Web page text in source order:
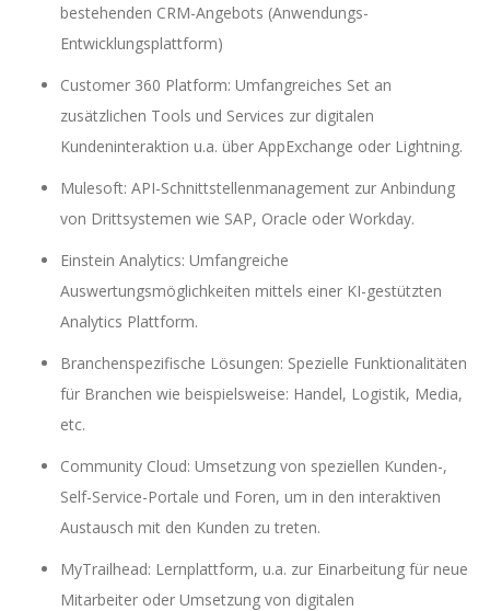
bestehenden CRM-Angebots (Anwendungs-
Entwicklungsplattform)
Customer 360 Platform: Umfangreiches Set an
zusätzlichen Tools und Services zur digitalen
Kundeninteraktion u.a. über AppExchange oder Lightning.
Mulesoft: API-Schnittstellenmanagement zur Anbindung
von Drittsystemen wie SAP, Oracle oder Workday.
Einstein Analytics: Umfangreiche
Auswertungsmöglichkeiten mittels einer KI-gestützten
Analytics Plattform.
Branchenspezifische Lösungen: Spezielle Funktionalitäten
für Branchen wie beispielsweise: Handel, Logistik, Media,
etc.
Community Cloud: Umsetzung von speziellen Kunden-,
Self-Service-Portale und Foren, um in den interaktiven
Austausch mit den Kunden zu treten.
MyTrailhead: Lernplattform, u.a. zur Einarbeitung für neue
Mitarbeiter oder Umsetzung von digitalen